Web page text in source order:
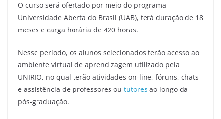
O curso será ofertado por meio do programa
Universidade Aberta do Brasil (UAB), terá duração de 18
meses e carga horária de 420 horas.
Nesse período, os alunos selecionados terão acesso ao
ambiente virtual de aprendizagem utilizado pela
UNIRIO, no qual terão atividades on-line, fóruns, chats
e assistência de professores ou tutores ao longo da
pós-graduação.